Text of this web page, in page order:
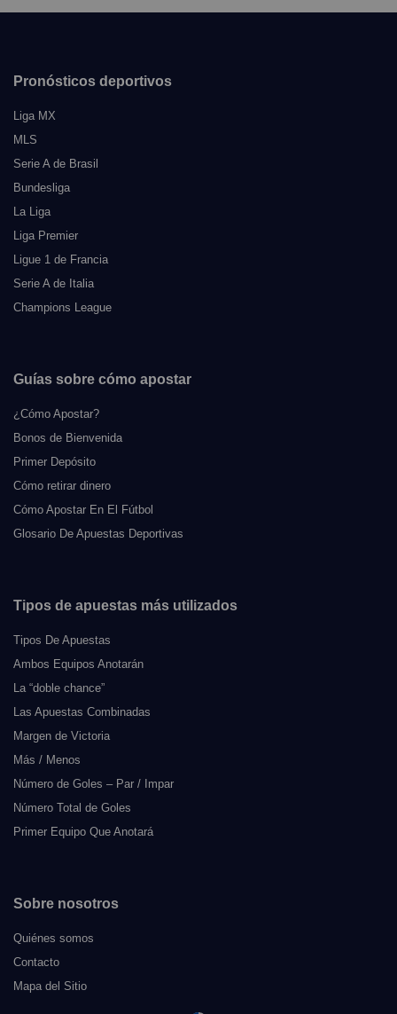
Pronósticos deportivos
Liga MX
MLS
Serie A de Brasil
Bundesliga
La Liga
Liga Premier
Ligue 1 de Francia
Serie A de Italia
Champions League
Guías sobre cómo apostar
¿Cómo Apostar?
Bonos de Bienvenida
Primer Depósito
Cómo retirar dinero
Cómo Apostar En El Fútbol
Glosario De Apuestas Deportivas
Tipos de apuestas más utilizados
Tipos De Apuestas
Ambos Equipos Anotarán
La “doble chance”
Las Apuestas Combinadas
Margen de Victoria
Más / Menos
Número de Goles – Par / Impar
Número Total de Goles
Primer Equipo Que Anotará
Sobre nosotros
Quiénes somos
Contacto
Mapa del Sitio